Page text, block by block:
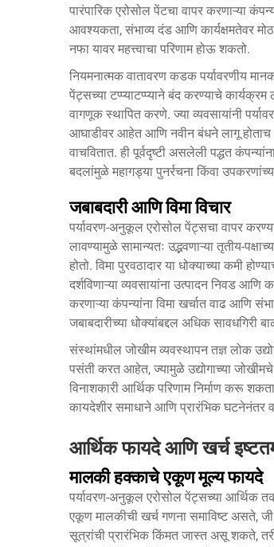
पारंपारिक एरोसोल पेंटचा वापर करणाऱ्या
आवश्यकता, संभाव्य दंड आणि कार्यक्षमतेवर
नफा यावर महत्त्वाचा परिणाम होऊ शकतो.
नियमनात्मक वातावरण कडक पर्यावरणीय
पेंट्सच्या टप्प्याटप्प्याने बंद करण्याचे
वागणूक स्थापित करणे. ज्या व्यवसायांनी
आघाडीवर आहेत आणि नवीन बंधने लागू होताच
वाचवितात. ही पूर्वदृष्टी असलेली पद्धत
बदलांमुळे महागड्या पुनर्रचना किंवा
जबाबदारी आणि विमा विचार
पर्यावरण-अनुकूल एरोसोल पेंट्सचा वापर
लावण्यामुळे सामान्यतः उद्भवणाऱ्या तृतीय-
होतो. विमा पुरवठादार या धोक्याच्या कमी
दर्शविणाऱ्या व्यवसायांना उत्पादन निवड आणि
करणाऱ्या कंपन्यांना विमा खर्चात वाढ आणि
जबाबदारीच्या धोक्यांबद्दल अधिक सावधगिरी
संस्थांमधील जोखीम व्यवस्थापन तज्ञ लोक
पसंती करत आहेत, ज्यामुळे उद्योगाच्या
विनाशकारी आर्थिक परिणाम निर्माण करू
कायदेशीर समाधाने आणि प्रारंभिक घटनेनंतर
आर्थिक फायदे आणि खर्च
मालकी हक्काचे एकूण मूल्य फायदे
पर्यावरण-अनुकूल एरोसोल पेंट्सच्या आर्थिक
एकूण मालकीची खर्च गणना समाविष्ट असते,
सूत्रांची प्रारंभिक किंमत जास्त असू शकते,